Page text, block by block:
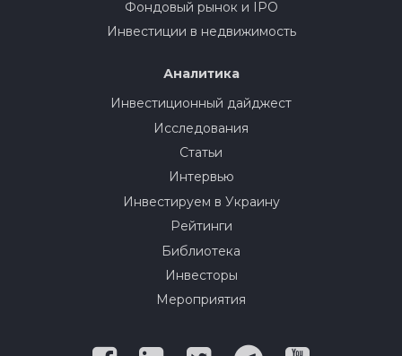
Фондовый рынок и IPO
Инвестиции в недвижимость
Аналитика
Инвестиционный дайджест
Исследования
Статьи
Интервью
Инвестируем в Украину
Рейтинги
Библиотека
Инвесторы
Мероприятия